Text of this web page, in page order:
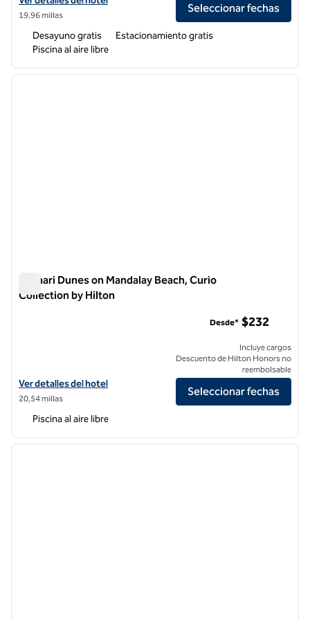
19,96 millas
Seleccionar fechas
Desayuno gratis
Estacionamiento gratis
Piscina al aire libre
1 de 11
Zachari Dunes on Mandalay Beach, Curio
Collection by Hilton
Ver detalles del hotel Zachari Dunes on Mandalay Beach, Curio
Ver detalles del hotel
20,54 millas
Desde* $232
Incluye cargos
Descuento de Hilton Honors no
reembolsable
Seleccionar fechas
Piscina al aire libre
1 de 12